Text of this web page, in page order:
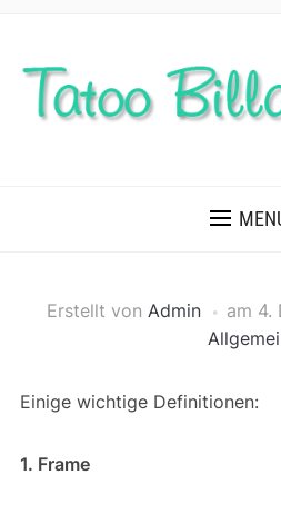
Erstellt von Admin am 4.
Einige wichtige Definitionen:
1. Frame